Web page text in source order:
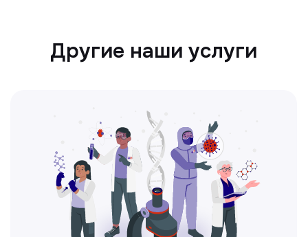
Лабораторная диагностика
Точные анализы для контроля здоровья и
выявления заболеваний.